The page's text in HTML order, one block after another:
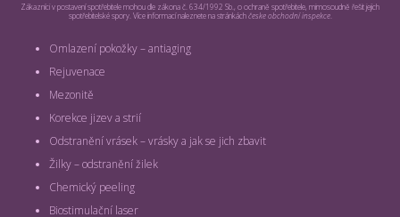
Zákazníci v postavení spotřebitele mohou dle zákona č. 634/1992 Sb., o ochraně spotřebitele, mimosoudně řešit jejich
spotřebitelské spory. Více informací naleznete na stránkáchčeske obchodní inspekce.
Omlazení pokožky – antiaging
Rejuvenace
Mezonitě
Korekce jizev a strií
Odstranění vrásek – vrásky a jak se jich zbavit
Žilky – odstranění žilek
Chemický peeling
Biostimulační laser